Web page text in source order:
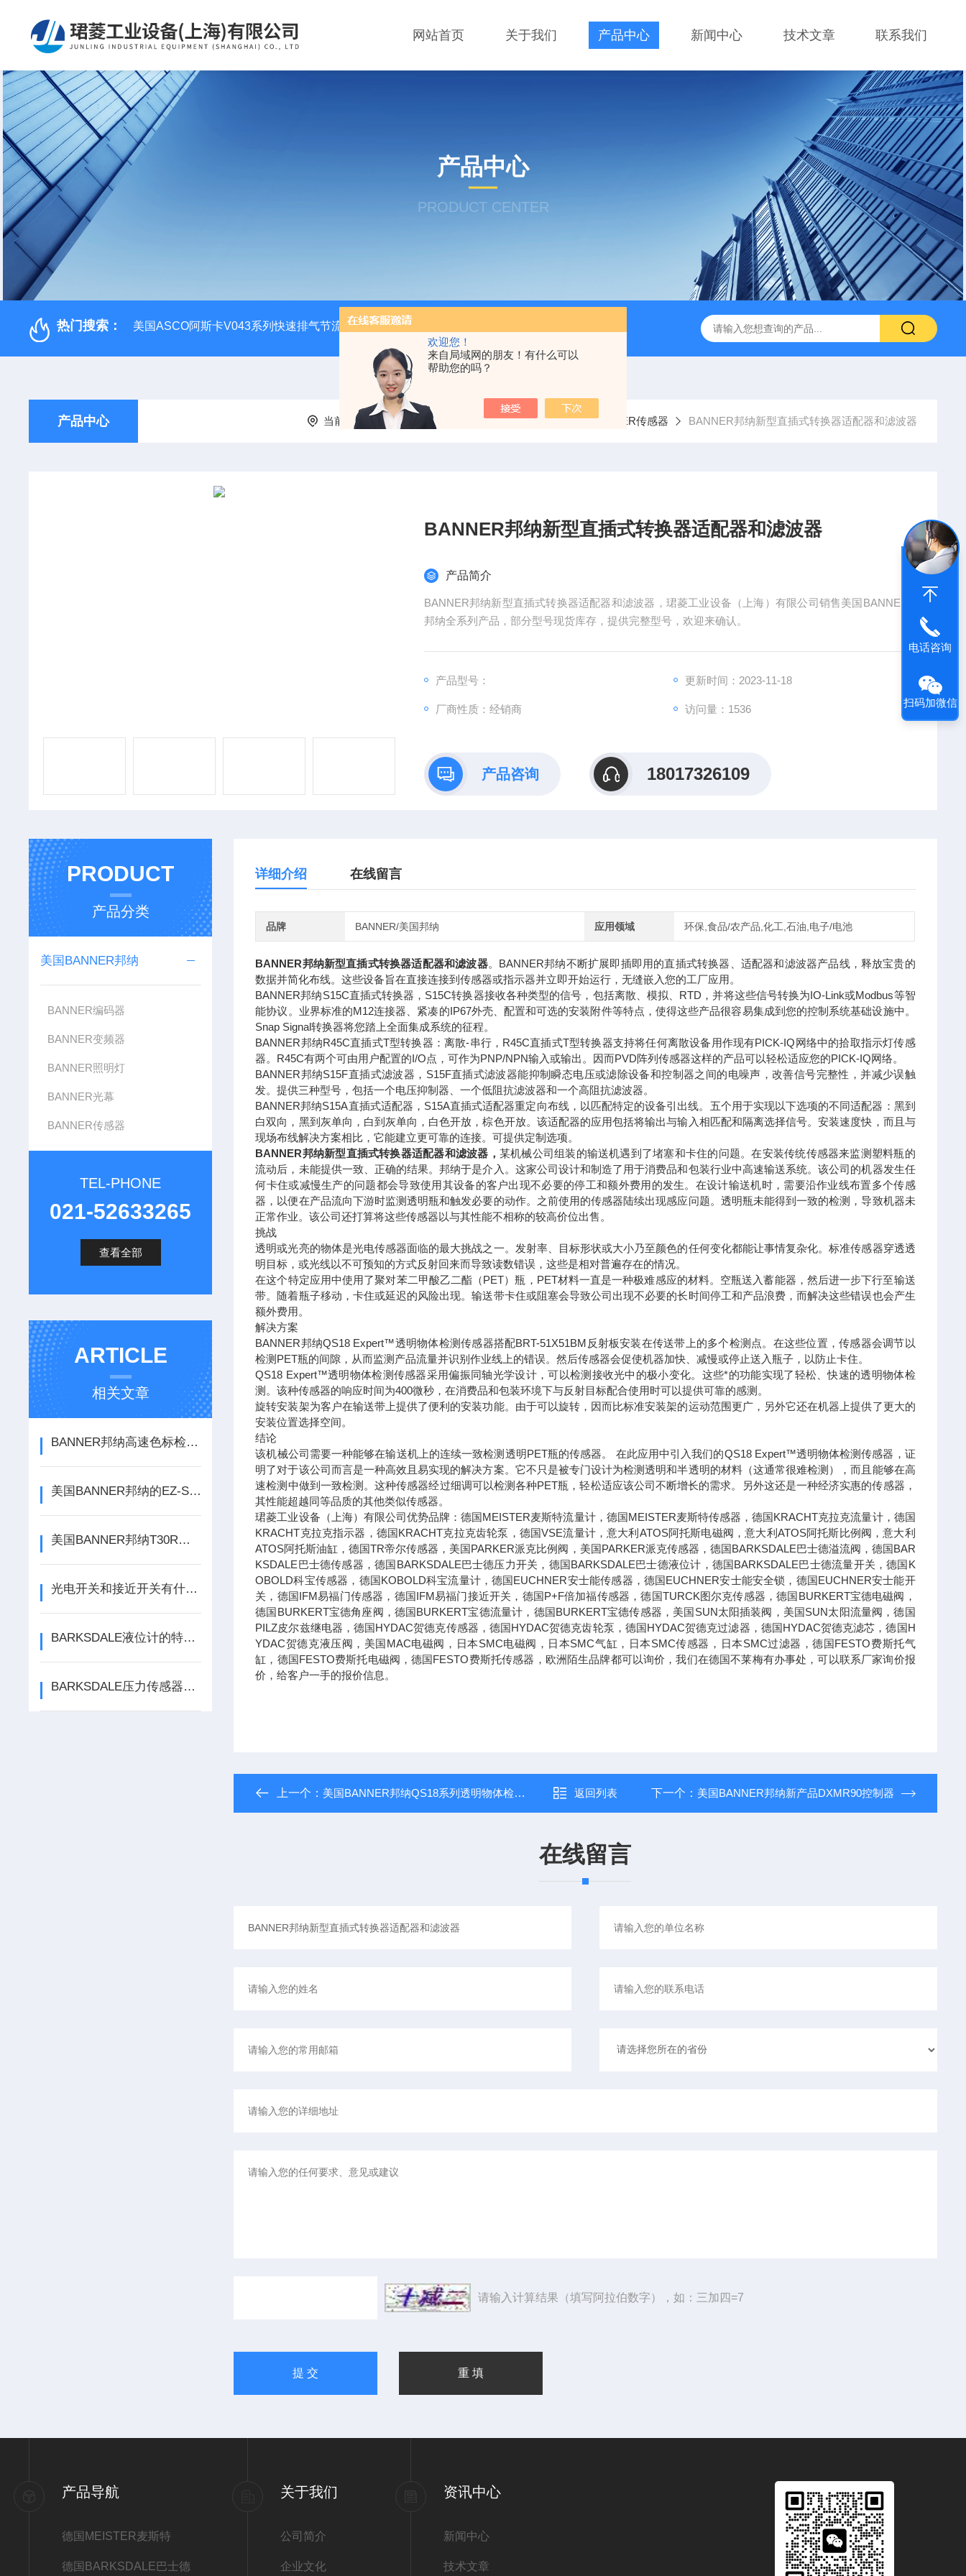
欢迎您！
来自局域网的朋友！有什么可以
帮助您的吗？
网站首页 关于我们 产品中心 新闻中心 技术文章 联系我们
产品中心
PRODUCT CENTER
热门搜索： 美国ASCO阿斯卡V043系列快速排气节流阀 RVM/U-2/1 G 1/2MEISTER流量传感器 HEIDENHAIN海德汉角度编码器全系列介绍 0631-053BARKSDALE
产品中心 当前位置： 首页 产品中心 美国BANNER邦纳 BANNER传感器 BANNER邦纳新型直插式转换器适配器和滤波器
BANNER邦纳新型直插式转换器适配器和滤波器
产品简介
BANNER邦纳新型直插式转换器适配器和滤波器，珺菱工业设备（上海）有限公司销售美国BANNER
邦纳全系列产品，部分型号现货库存，提供完整型号，欢迎来确认。
产品型号： 更新时间：2023-11-18
厂商性质：经销商 访问量：1536
产品咨询 18017326109
PRODUCT
产品分类
美国BANNER邦纳
BANNER编码器
BANNER变频器
BANNER照明灯
BANNER光幕
BANNER传感器
TEL-PHONE
021-52633265
查看全部
ARTICLE
相关文章
BANNER邦纳高速色标检测Q3XTBLD50-Q8
美国BANNER邦纳的EZ-Screen LS安全光幕选购问题
美国BANNER邦纳T30R传感器可防止碰撞方案
光电开关和接近开关有什么区别？
BARKSDALE液位计的特点是什么？有哪些应用？
BARKSDALE压力传感器的工作原理及其应用
详细介绍 在线留言
品牌 BANNER/美国邦纳 应用领域 环保,食品/农产品,化工,石油,电子/电池
BANNER邦纳新型直插式转换器适配器和滤波器。BANNER邦纳不断扩展即插即用的直插式转换器、适配器和滤波器产品线，释放宝贵的
数据并简化布线。这些设备旨在直接连接到传感器或指示器并立即开始运行，无缝嵌入您的工厂应用。
BANNER邦纳S15C直插式转换器，S15C转换器接收各种类型的信号，包括离散、模拟、RTD，并将这些信号转换为IO-Link或Modbus等智
能协议。业界标准的M12连接器、紧凑的IP67外壳、配置和可选的安装附件等特点，使得这些产品很容易集成到您的控制系统基础设施中。
Snap Signal转换器将您踏上全面集成系统的征程。
BANNER邦纳R45C直插式T型转换器：离散-串行，R45C直插式T型转换器支持将任何离散设备用作现有PICK-IQ网络中的拾取指示灯传感
器。R45C有两个可由用户配置的I/O点，可作为PNP/NPN输入或输出。因而PVD阵列传感器这样的产品可以轻松适应您的PICK-IQ网络。
BANNER邦纳S15F直插式滤波器，S15F直插式滤波器能抑制瞬态电压或滤除设备和控制器之间的电噪声，改善信号完整性，并减少误触
发。提供三种型号，包括一个电压抑制器、一个低阻抗滤波器和一个高阻抗滤波器。
BANNER邦纳S15A直插式适配器，S15A直插式适配器重定向布线，以匹配特定的设备引出线。五个用于实现以下选项的不同适配器：黑到
白双向，黑到灰单向，白到灰单向，白色开放，棕色开放。该适配器的应用包括将输出与输入相匹配和隔离选择信号。安装速度快，而且与
现场布线解决方案相比，它能建立更可靠的连接。可提供定制选项。
BANNER邦纳新型直插式转换器适配器和滤波器 ， 某机械公司组装的输送机遇到了堵塞和卡住的问题。在安装传统传感器来监测塑料瓶的
流动后，未能提供一致、正确的结果。邦纳于是介入。这家公司设计和制造了用于消费品和包装行业中高速输送系统。该公司的机器发生任
何卡住或减慢生产的问题都会导致使用其设备的客户出现不必要的停工和额外费用的发生。在设计输送机时，需要沿作业线布置多个传感
器，以便在产品流向下游时监测透明瓶和触发必要的动作。之前使用的传感器陆续出现感应问题。透明瓶未能得到一致的检测，导致机器未
正常作业。该公司还打算将这些传感器以与其性能不相称的较高价位出售。
挑战
透明或光亮的物体是光电传感器面临的最大挑战之一。发射率、目标形状或大小乃至颜色的任何变化都能让事情复杂化。标准传感器穿透透
明目标，或光线以不可预知的方式反射回来而导致读数错误，这些是相对普遍存在的情况。
在这个特定应用中使用了聚对苯二甲酸乙二酯（PET）瓶，PET材料一直是一种极难感应的材料。空瓶送入蓄能器，然后进一步下行至输送
带。随着瓶子移动，卡住或延迟的风险出现。输送带卡住或阻塞会导致公司出现不必要的长时间停工和产品浪费，而解决这些错误也会产生
额外费用。
解决方案
BANNER邦纳QS18 Expert™透明物体检测传感器搭配BRT-51X51BM反射板安装在传送带上的多个检测点。在这些位置，传感器会调节以
检测PET瓶的间隙，从而监测产品流量并识别作业线上的错误。然后传感器会促使机器加快、减慢或停止送入瓶子，以防止卡住。
QS18 Expert™透明物体检测传感器采用偏振同轴光学设计，可以检测接收光中的极小变化。这些*的功能实现了轻松、快速的透明物体检
测。该种传感器的响应时间为400微秒，在消费品和包装环境下与反射目标配合使用时可以提供可靠的感测。
旋转安装架为客户在输送带上提供了便利的安装功能。由于可以旋转，因而比标准安装架的运动范围更广，另外它还在机器上提供了更大的
安装位置选择空间。
结论
该机械公司需要一种能够在输送机上的连续一致检测透明PET瓶的传感器。 在此应用中引入我们的QS18 Expert™透明物体检测传感器，证
明了对于该公司而言是一种高效且易实现的解决方案。它不只是被专门设计为检测透明和半透明的材料（这通常很难检测），而且能够在高
速检测中做到一致检测。这种传感器经过细调可以检测各种PET瓶，轻松适应该公司不断增长的需求。另外这还是一种经济实惠的传感器，
其性能超越同等品质的其他类似传感器。
珺菱工业设备（上海）有限公司优势品牌：德国MEISTER麦斯特流量计，德国MEISTER麦斯特传感器，德国KRACHT克拉克流量计，德国
KRACHT克拉克指示器，德国KRACHT克拉克齿轮泵，德国VSE流量计，意大利ATOS阿托斯电磁阀，意大利ATOS阿托斯比例阀，意大利
ATOS阿托斯油缸，德国TR帝尔传感器，美国PARKER派克比例阀，美国PARKER派克传感器，德国BARKSDALE巴士德溢流阀，德国BAR
KSDALE巴士德传感器，德国BARKSDALE巴士德压力开关，德国BARKSDALE巴士德液位计，德国BARKSDALE巴士德流量开关，德国K
OBOLD科宝传感器，德国KOBOLD科宝流量计，德国EUCHNER安士能传感器，德国EUCHNER安士能安全锁，德国EUCHNER安士能开
关，德国IFM易福门传感器，德国IFM易福门接近开关，德国P+F倍加福传感器，德国TURCK图尔克传感器，德国BURKERT宝德电磁阀，
德国BURKERT宝德角座阀，德国BURKERT宝德流量计，德国BURKERT宝德传感器，美国SUN太阳插装阀，美国SUN太阳流量阀，德国
PILZ皮尔兹继电器，德国HYDAC贺德克传感器，德国HYDAC贺德克齿轮泵，德国HYDAC贺德克过滤器，德国HYDAC贺德克滤芯，德国H
YDAC贺德克液压阀，美国MAC电磁阀，日本SMC电磁阀，日本SMC气缸，日本SMC传感器，日本SMC过滤器，德国FESTO费斯托气
缸，德国FESTO费斯托电磁阀，德国FESTO费斯托传感器，欧洲陌生品牌都可以询价，我们在德国不莱梅有办事处，可以联系厂家询价报
价，给客户一手的报价信息。
上一个： 美国BANNER邦纳QS18系列透明物体检测传感器 返回列表 下一个： 美国BANNER邦纳新产品DXMR90控制器
在线留言
请输入计算结果（填写阿拉伯数字），如：三加四=7
产品导航
德国MEISTER麦斯特
德国BARKSDALE巴士德
关于我们
公司简介
企业文化
资讯中心
新闻中心
技术文章
电话咨询
扫码加微信